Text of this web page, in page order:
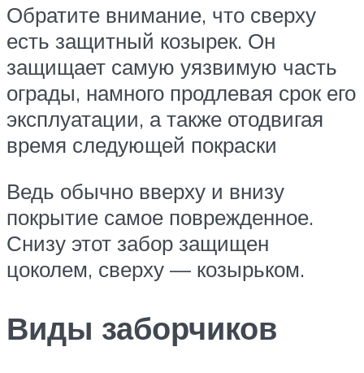
Обратите внимание, что сверху
есть защитный козырек. Он
защищает самую уязвимую часть
ограды, намного продлевая срок его
эксплуатации, а также отодвигая
время следующей покраски
Ведь обычно вверху и внизу
покрытие самое поврежденное.
Снизу этот забор защищен
цоколем, сверху — козырьком.
Виды заборчиков